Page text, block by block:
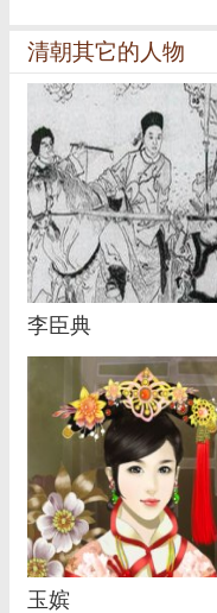
清朝其它的人物
李臣典
玉嫔